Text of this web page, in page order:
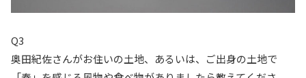
Q3
奥田紀佐さんがお住いの土地、あるいは、ご出身の土地で